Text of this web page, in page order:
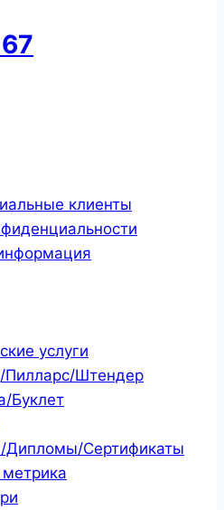
клиенты
услуги
Пилларс/Штендер
Буклет
Дипломы/Сертификаты